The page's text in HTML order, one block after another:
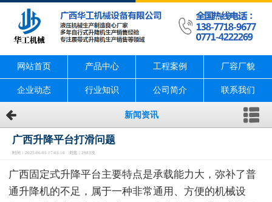
网站首页 产品中心 工程案例 厂容厂貌
企业动态 行业知识 公司简介 联系我们
新闻资讯
广西升降平台打滑问题
时间：2025-06-05 17:03:16 浏览：2983次
广西固定式升降平台主要特点是承载能力大，弥补了普
通升降机的不足，属于一种非常通用、方便的机械设